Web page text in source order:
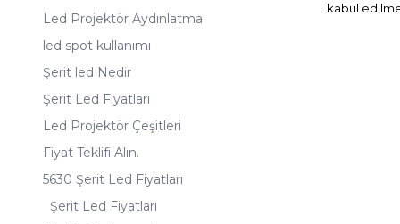
Led Projektör Aydınlatma
led spot kullanımı
Şerit led Nedir
Şerit Led Fiyatları
Led Projektör Çeşitleri
Fiyat Teklifi Alın.
5630 Şerit Led Fiyatları
Şerit Led Fiyatları
kabul